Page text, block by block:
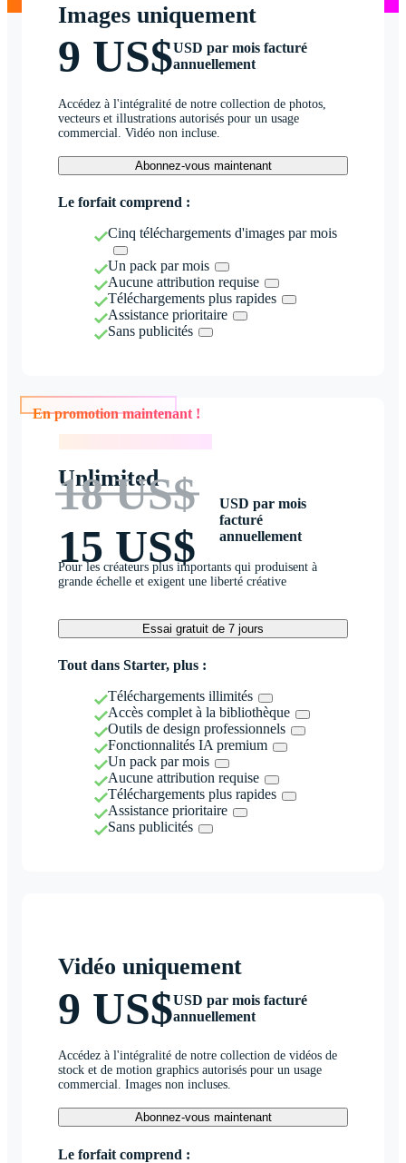
Images uniquement
9 US$USD par mois facturé
annuellement
Accédez à l'intégralité de notre collection de photos,
vecteurs et illustrations autorisés pour un usage
commercial. Vidéo non incluse.
Abonnez-vous maintenant
Le forfait comprend :
Cinq téléchargements d'images par mois
Un pack par mois
Aucune attribution requise
Téléchargements plus rapides
Assistance prioritaire
Sans publicités
En promotion maintenant !
Unlimited
18 US$
15 US$
USD par mois
facturé
annuellement
Pour les créateurs plus importants qui produisent à
grande échelle et exigent une liberté créative
Essai gratuit de 7 jours
Tout dans Starter, plus :
Téléchargements illimités
Accès complet à la bibliothèque
Outils de design professionnels
Fonctionnalités IA premium
Un pack par mois
Aucune attribution requise
Téléchargements plus rapides
Assistance prioritaire
Sans publicités
Vidéo uniquement
9 US$USD par mois facturé
annuellement
Accédez à l'intégralité de notre collection de vidéos de
stock et de motion graphics autorisés pour un usage
commercial. Images non incluses.
Abonnez-vous maintenant
Le forfait comprend :